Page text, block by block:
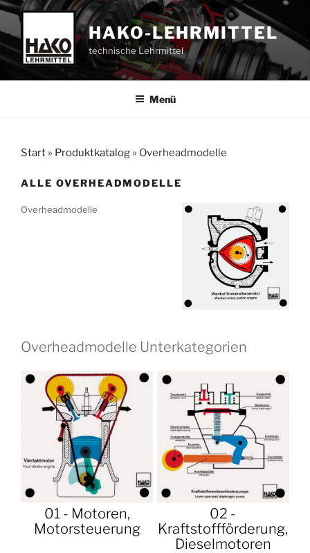
Zum
Inhalt
springen
HAKO-LEHRMITTEL
technische Lehrmittel
Menü
Start » Produktkatalog » Overheadmodelle
ALLE OVERHEADMODELLE
Overheadmodelle
Overheadmodelle Unterkategorien
01 - Motoren,
Motorsteuerung
02 -
Kraftstoffförderung,
Dieselmotoren